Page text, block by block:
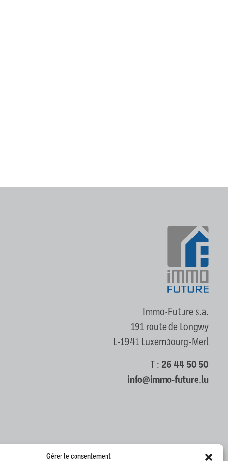
Gérer le consentement
Immo-Future s.a.
191 route de Longwy
L-1941 Luxembourg-Merl
T : 26 44 50 50
info@immo-future.lu